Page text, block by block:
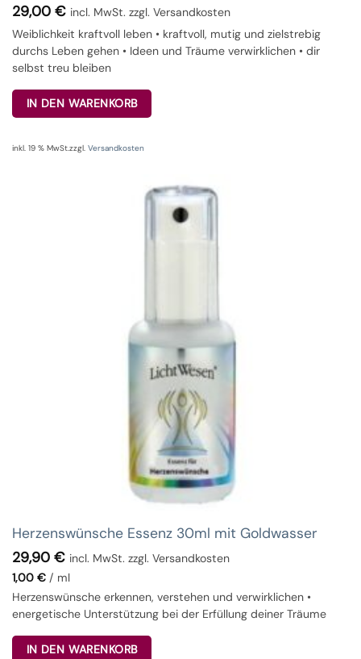
29,00 € incl. MwSt. zzgl. Versandkosten
Weiblichkeit kraftvoll leben • kraftvoll, mutig und zielstrebig
durchs Leben gehen • Ideen und Träume verwirklichen • dir
selbst treu bleiben
IN DEN WARENKORB
inkl. 19 % MwSt.zzgl. Versandkosten
Herzenswünsche Essenz 30ml mit Goldwasser
29,90 € incl. MwSt. zzgl. Versandkosten
1,00 €/ ml
Herzenswünsche erkennen, verstehen und verwirklichen •
energetische Unterstützung bei der Erfüllung deiner Träume
IN DEN WARENKORB